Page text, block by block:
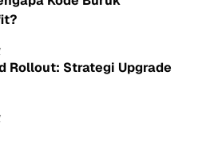
Rollout: Strategi Upgrade